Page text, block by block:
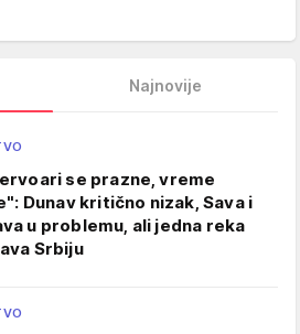
Najnovije
se prazne, vreme
Dunav kritično nizak, Sava i
u problemu, ali jedna reka
Srbiju